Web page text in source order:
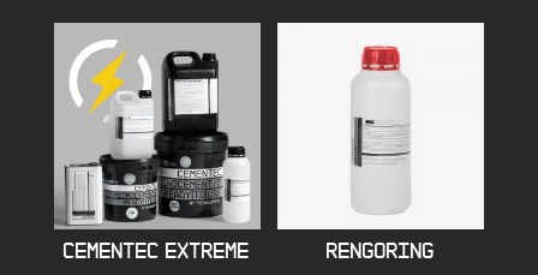
CEMENTEC EXTREME RENGORING